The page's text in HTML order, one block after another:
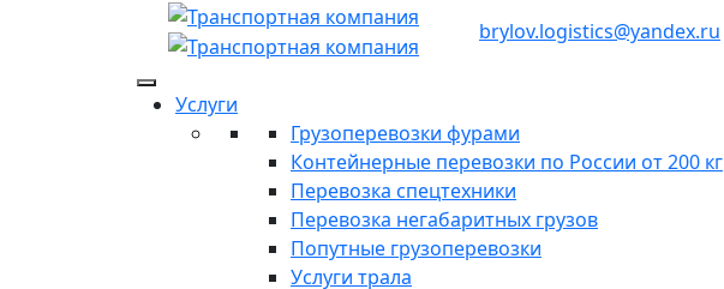
brylov.logistics@yandex.ru
Услуги
Грузоперевозки фурами
Контейнерные перевозки по России от 200 кг
Перевозка спецтехники
Перевозка негабаритных грузов
Попутные грузоперевозки
Услуги трала